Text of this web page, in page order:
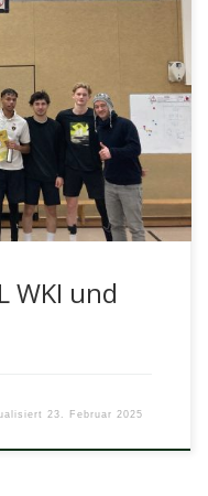
stellte das
Team der Oberstufe
[…]
WKI und
23. Februar 2025